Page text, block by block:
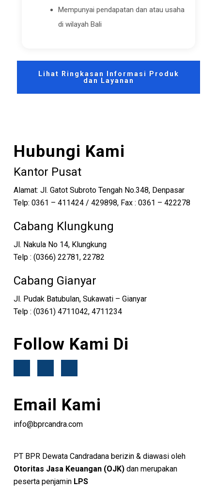
Mempunyai pendapatan dan atau usaha
di wilayah Bali
Lihat Ringkasan Informasi Produk
dan Layanan
Hubungi Kami
Kantor Pusat
Alamat: Jl. Gatot Subroto Tengah No.348, Denpasar
Telp: 0361 – 411424 / 429898, Fax : 0361 – 422278
Cabang Klungkung
Jl. Nakula No 14, Klungkung
Telp : (0366) 22781, 22782
Cabang Gianyar
Jl. Pudak Batubulan, Sukawati – Gianyar
Telp : (0361) 4711042, 4711234
Follow Kami Di
Email Kami
info@bprcandra.com
PT BPR Dewata Candradana berizin & diawasi oleh
Otoritas Jasa Keuangan (OJK) dan merupakan
peserta penjamin LPS